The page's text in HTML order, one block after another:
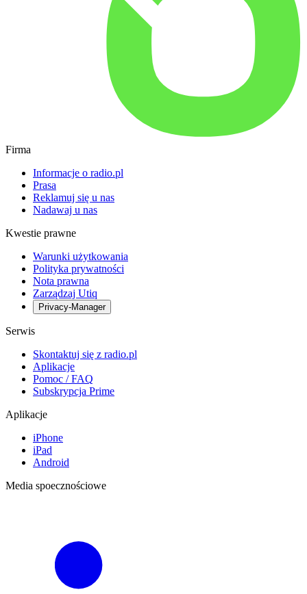
Firma
Informacje o radio.pl
Prasa
Reklamuj się u nas
Nadawaj u nas
Kwestie prawne
Warunki użytkowania
Polityka prywatności
Nota prawna
Zarządzaj Utiq
Privacy-Manager
Serwis
Skontaktuj się z radio.pl
Aplikacje
Pomoc / FAQ
Subskrypcja Prime
Aplikacje
iPhone
iPad
Android
Media spoecznościowe